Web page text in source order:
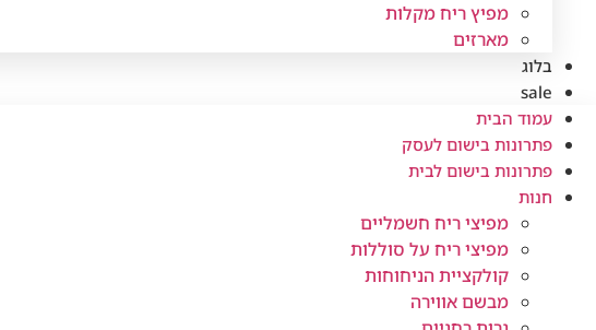
מפיץ ריח מקלות
מארזים
בלוג
sale
עמוד הבית
פתרונות בישום לעסק
פתרונות בישום לבית
חנות
מפיצי ריח חשמליים
מפיצי ריח על סוללות
קולקציית הניחוחות
מבשם אווירה